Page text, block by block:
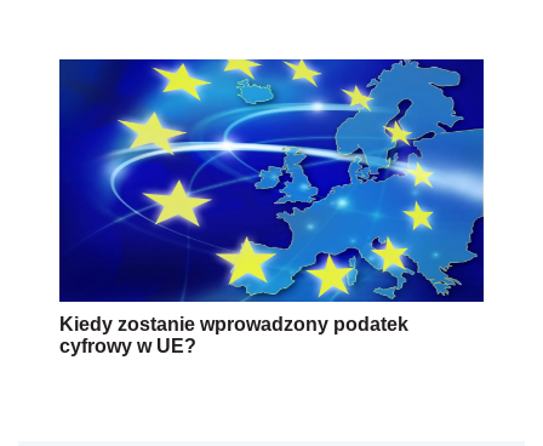
Kiedy zostanie wprowadzony podatek
cyfrowy w UE?